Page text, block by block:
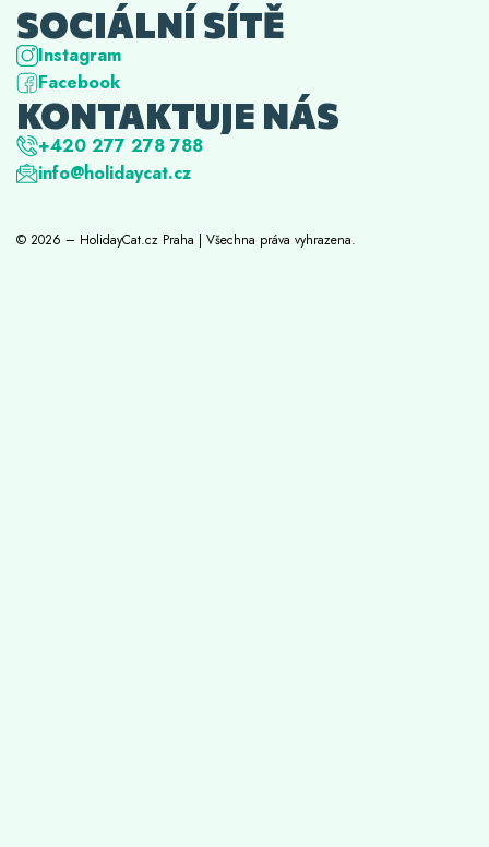
SOCIÁLNÍ SÍTĚ
Instagram
Facebook
KONTAKTUJE NÁS
+420 277 278 788
info@holidaycat.cz
© 2026 – HolidayCat.cz Praha | Všechna práva vyhrazena.